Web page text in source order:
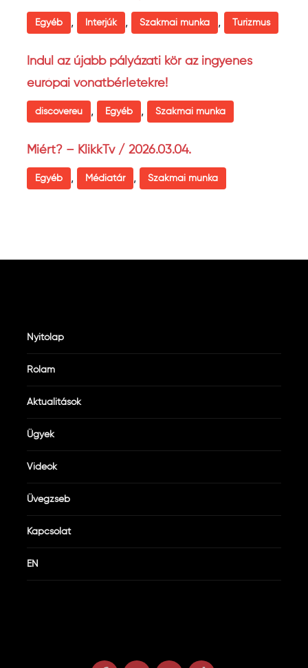
Egyéb , Interjúk , Szakmai munka , Turizmus
Indul az újabb pályázati kör az ingyenes
európai vonatbérletekre!
discovereu , Egyéb , Szakmai munka
Miért? – KlikkTv / 2026.03.04.
Egyéb , Médiatár , Szakmai munka
Nyitólap
Rólam
Aktualitások
Ügyek
Videók
Üvegzseb
Kapcsolat
EN